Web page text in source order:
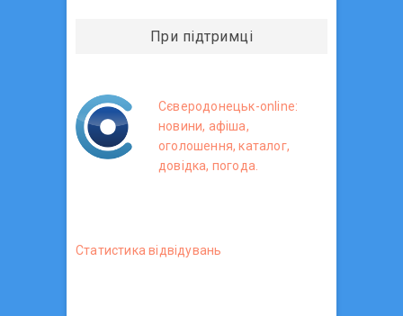
При підтримці
Сєверодонецьк-online:
новини, афіша,
оголошення, каталог,
довідка, погода.
Статистика вiдвiдувань